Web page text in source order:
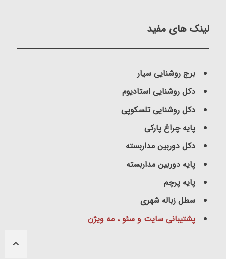
لینک های مفید
برج روشنایی سیار
دکل روشنایی استادیوم
دکل روشنایی تلسکوپی
پایه چراغ پارکی
دکل دوربین مداربسته
پایه دوربین مداربسته
پایه پرچم
سطل زباله شهری
پشتیبانی سایت و سئو ، مه ویژن